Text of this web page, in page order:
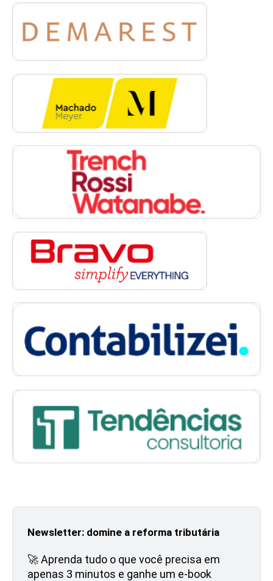
Newsletter: domine a reforma tributária
🚀 Aprenda tudo o que você precisa em
apenas 3 minutos e ganhe um e-book